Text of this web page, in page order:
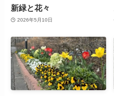
新緑と花々
2026年5月10日